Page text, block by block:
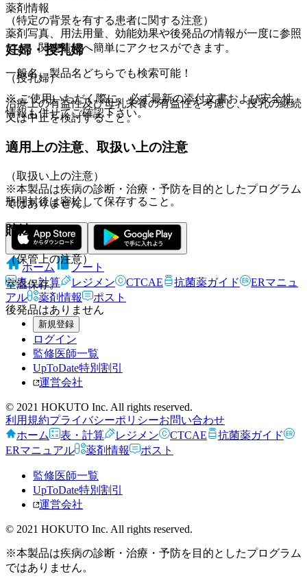
（特定の背景を有する患者に関する注意）
妊婦・授乳婦
（授乳婦）
治療上の有益性及び母乳栄養の有益性を考慮し、授乳の継続
又は中止を検討すること。
適用上の注意、取扱い上の注意
（取扱い上の注意）
瓶開封後は密栓して保存すること。
貯法
（保管上の注意）
室温保存。
後発品はありません
薬剤情報
薬剤写真、用法用量、効能効果や後発品の情報が一度に参照
でき、関連情報へ簡単にアクセスができます。
一般名、製品名どちらでも検索可能！
※ ご使用いただく際に、必ず最新の添付文書および安全性
情報も併せてご確認下さい。
※本製品は疾病の診断・治療・予防を目的としたプログラム
ではありません。
ホーム
ノート
表・計算
レジメン CTCAE 抗菌薬ガイド
ERマニュ
アル
薬剤情報 ポスト
新規登録
ログイン
監修医師一覧
UpToDate特別割引
運営会社
© 2021 HOKUTO Inc. All rights reserved.
利用規約プライバシーポリシーお問い合わせ
ホーム
表・計算 レジメン CTCAE
抗菌薬ガイド
ERマニュアル
薬剤情報 ポスト
監修医師一覧
UpToDate特別割引
運営会社
© 2021 HOKUTO Inc. All rights reserved.
※本製品は疾病の診断・治療・予防を目的としたプログラム
ではありません。